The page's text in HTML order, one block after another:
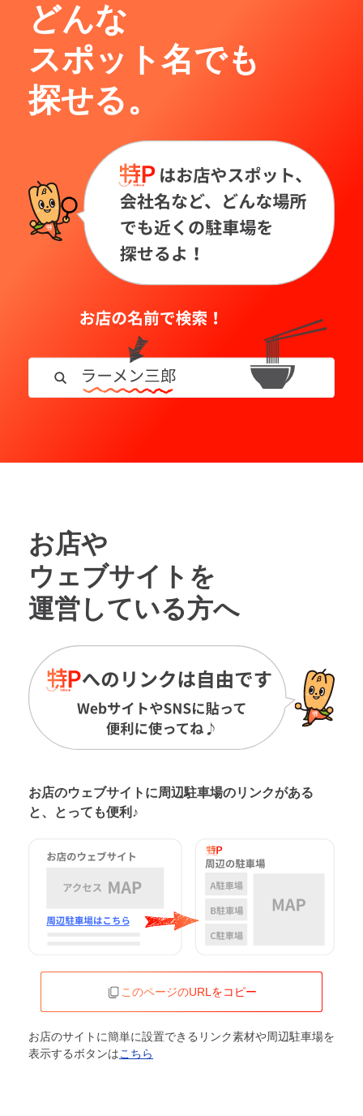
どんな
スポット名でも
探せる。
お店や
ウェブサイトを
運営している方へ
お店のウェブサイトに周辺駐車場のリンクがある
と、とっても便利♪
このページのURLをコピー
お店のサイトに簡単に設置できるリンク素材や周辺駐車場を
表示するボタンはこちら